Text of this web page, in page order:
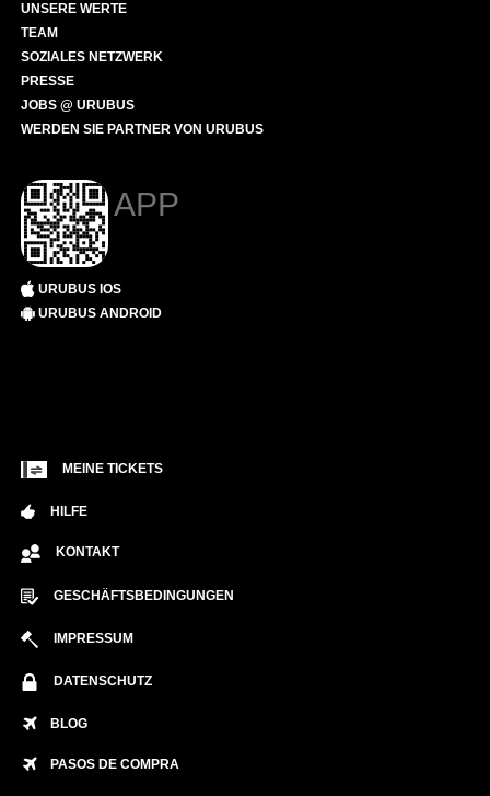
UNSERE WERTE
TEAM
SOZIALES NETZWERK
PRESSE
JOBS @ URUBUS
WERDEN SIE PARTNER VON URUBUS
APP
URUBUS IOS
URUBUS ANDROID
MEINE TICKETS
HILFE
KONTAKT
GESCHÄFTSBEDINGUNGEN
IMPRESSUM
DATENSCHUTZ
BLOG
PASOS DE COMPRA